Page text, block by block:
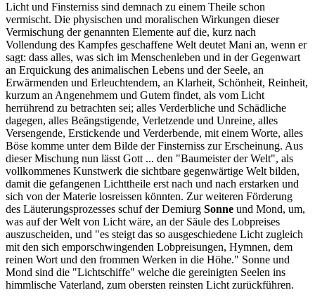
Licht und Finsterniss sind demnach zu einem Theile schon
vermischt. Die physischen und moralischen Wirkungen dieser
Vermischung der genannten Elemente auf die, kurz nach
Vollendung des Kampfes geschaffene Welt deutet Mani an, wenn er
sagt: dass alles, was sich im Menschenleben und in der Gegenwart
an Erquickung des animalischen Lebens und der Seele, an
Erwärmenden und Erleuchtendem, an Klarheit, Schönheit, Reinheit,
kurzum an Angenehmem und Gutem findet, als vom Licht
herrührend zu betrachten sei; alles Verderbliche und Schädliche
dagegen, alles Beängstigende, Verletzende und Unreine, alles
Versengende, Erstickende und Verderbende, mit einem Worte, alles
Böse komme unter dem Bilde der Finsterniss zur Erscheinung. Aus
dieser Mischung nun lässt Gott ... den "Baumeister der Welt", als
vollkommenes Kunstwerk die sichtbare gegenwärtige Welt bilden,
damit die gefangenen Lichttheile erst nach und nach erstarken und
sich von der Materie losreissen könnten. Zur weiteren Förderung
des Läuterungsprozesses schuf der Demiurg Sonne und Mond, um,
was auf der Welt von Licht wäre, an der Säule des Lobpreises
auszuscheiden, und "es steigt das so ausgeschiedene Licht zugleich
mit den sich emporschwingenden Lobpreisungen, Hymnen, dem
reinen Wort und den frommen Werken in die Höhe." Sonne und
Mond sind die "Lichtschiffe" welche die gereinigten Seelen ins
himmlische Vaterland, zum obersten reinsten Licht zurückführen.